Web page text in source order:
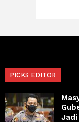
PICKS EDITOR
Jadi